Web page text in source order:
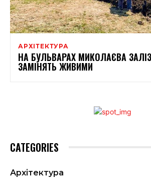
АРХІТЕКТУРА
НА БУЛЬВАРАХ МИКОЛАЄВА
ЗАМІНЯТЬ ЖИВИМИ
CATEGORIES
Архітектура